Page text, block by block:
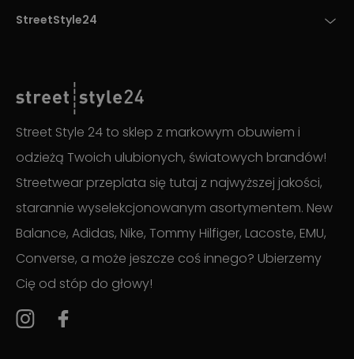
StreetStyle24
Street Style 24 to sklep z markowym obuwiem i
odzieżą Twoich ulubionych, światowych brandów!
Streetwear przeplata się tutaj z najwyższej jakości,
starannie wyselekcjonowanym asortymentem. New
Balance, Adidas, Nike, Tommy Hilfiger, Lacoste, EMU,
Converse, a może jeszcze coś innego? Ubierzemy
Cię od stóp do głowy!